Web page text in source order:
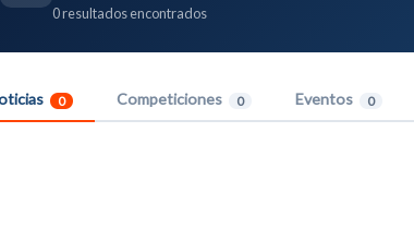
0 resultados encontrados
0 Competiciones 0 Eventos 0